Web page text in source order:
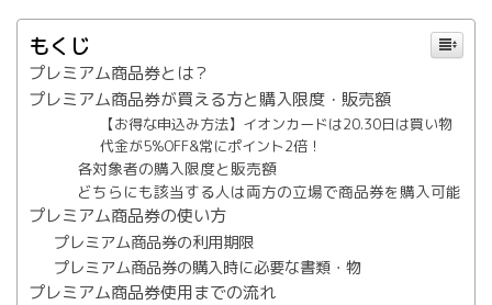
もくじ
プレミアム商品券とは？
プレミアム商品券が買える方と購入限度・販売額
【お得な申込み方法】イオンカードは20.30日は買い物
代金が5%OFF&常にポイント2倍！
各対象者の購入限度と販売額
どちらにも該当する人は両方の立場で商品券を購入可能
プレミアム商品券の使い方
プレミアム商品券の利用期限
プレミアム商品券の購入時に必要な書類・物
プレミアム商品券使用までの流れ